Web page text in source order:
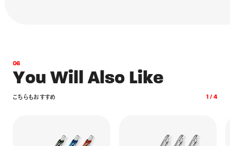
06
You Will Also Like
こち らもおすすめ 1 /4